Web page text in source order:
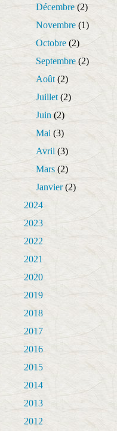
Décembre (2)
Novembre (1)
Octobre (2)
Septembre (2)
Août (2)
Juillet (2)
Juin (2)
Mai (3)
Avril (3)
Mars (2)
Janvier(2)
2024
2023
2022
2021
2020
2019
2018
2017
2016
2015
2014
2013
2012